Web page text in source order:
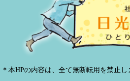
＊本HPの内容は、全て無断転用を禁止